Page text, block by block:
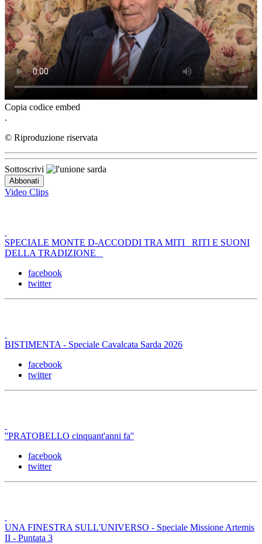
Copia codice embed
.
© Riproduzione riservata
Sottoscrivi
Video Clips
SPECIALE MONTE D-ACCODDI TRA MITI _RITI E SUONI
DELLA TRADIZIONE _
facebook
twitter
BISTIMENTA - Speciale Cavalcata Sarda 2026
facebook
twitter
''PRATOBELLO cinquant'anni fa''
facebook
twitter
UNA FINESTRA SULL'UNIVERSO - Speciale Missione Artemis
II - Puntata 3